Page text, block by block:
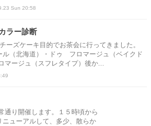
Sun 20:58
ラー診断
ーズケーキ目的でお茶会に行ってきました。
ル（北海道）・ドゥ フロマージュ（ベイクド
ージュ（スフレタイプ）後か...
り開催します。１５時頃から
ューアルして、多少、散らか